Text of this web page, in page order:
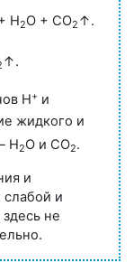
H2O + CO2 ↑.
↑.
H+ и
жидкого и
H2O и CO2.
и
и
здесь не